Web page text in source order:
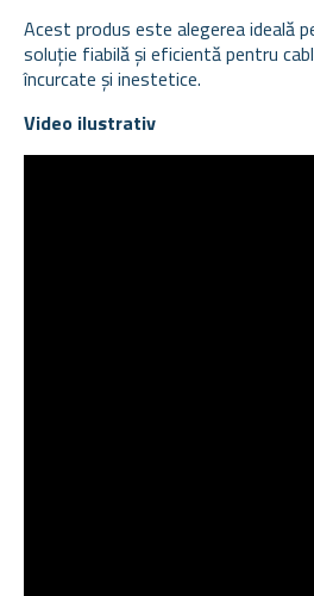
Acest produs este alegerea ideală
soluție fiabilă și eficientă pentru
încurcate și inestetice.
Video ilustrativ